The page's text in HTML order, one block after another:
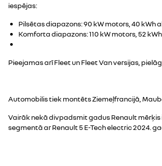
iespējas:
Pilsētas diapazons: 90 kW motors, 40 kWh
Komforta diapazons: 110 kW motors, 52
Pieejamas arī Fleet un Fleet Van versijas,
Automobilis tiek montēts Ziemeļfrancijā,
Vairāk nekā divpadsmit gadus Renault
segmentā ar Renault 5 E-Tech electric 2024.